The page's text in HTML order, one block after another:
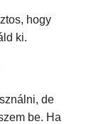
hogy
ki.
de
be. Ha